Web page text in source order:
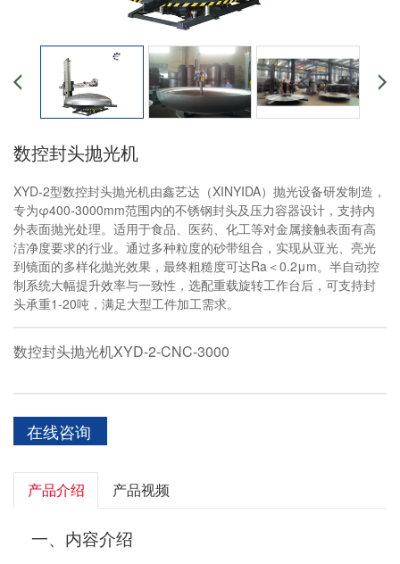
数控封头抛光机
XYD-2型数控封头抛光机由鑫艺达（XINYIDA）抛光设备研发制造，
专为φ400-3000mm范围内的不锈钢封头及压力容器设计，支持内
外表面抛光处理。适用于食品、医药、化工等对金属接触表面有高
洁净度要求的行业。通过多种粒度的砂带组合，实现从亚光、亮光
到镜面的多样化抛光效果，最终粗糙度可达Ra＜0.2μm。半自动控
制系统大幅提升效率与一致性，选配重载旋转工作台后，可支持封
头承重1-20吨，满足大型工件加工需求。
数控封头抛光机XYD-2-CNC-3000
在线咨询
产品介绍 产品视频
一、内容介绍